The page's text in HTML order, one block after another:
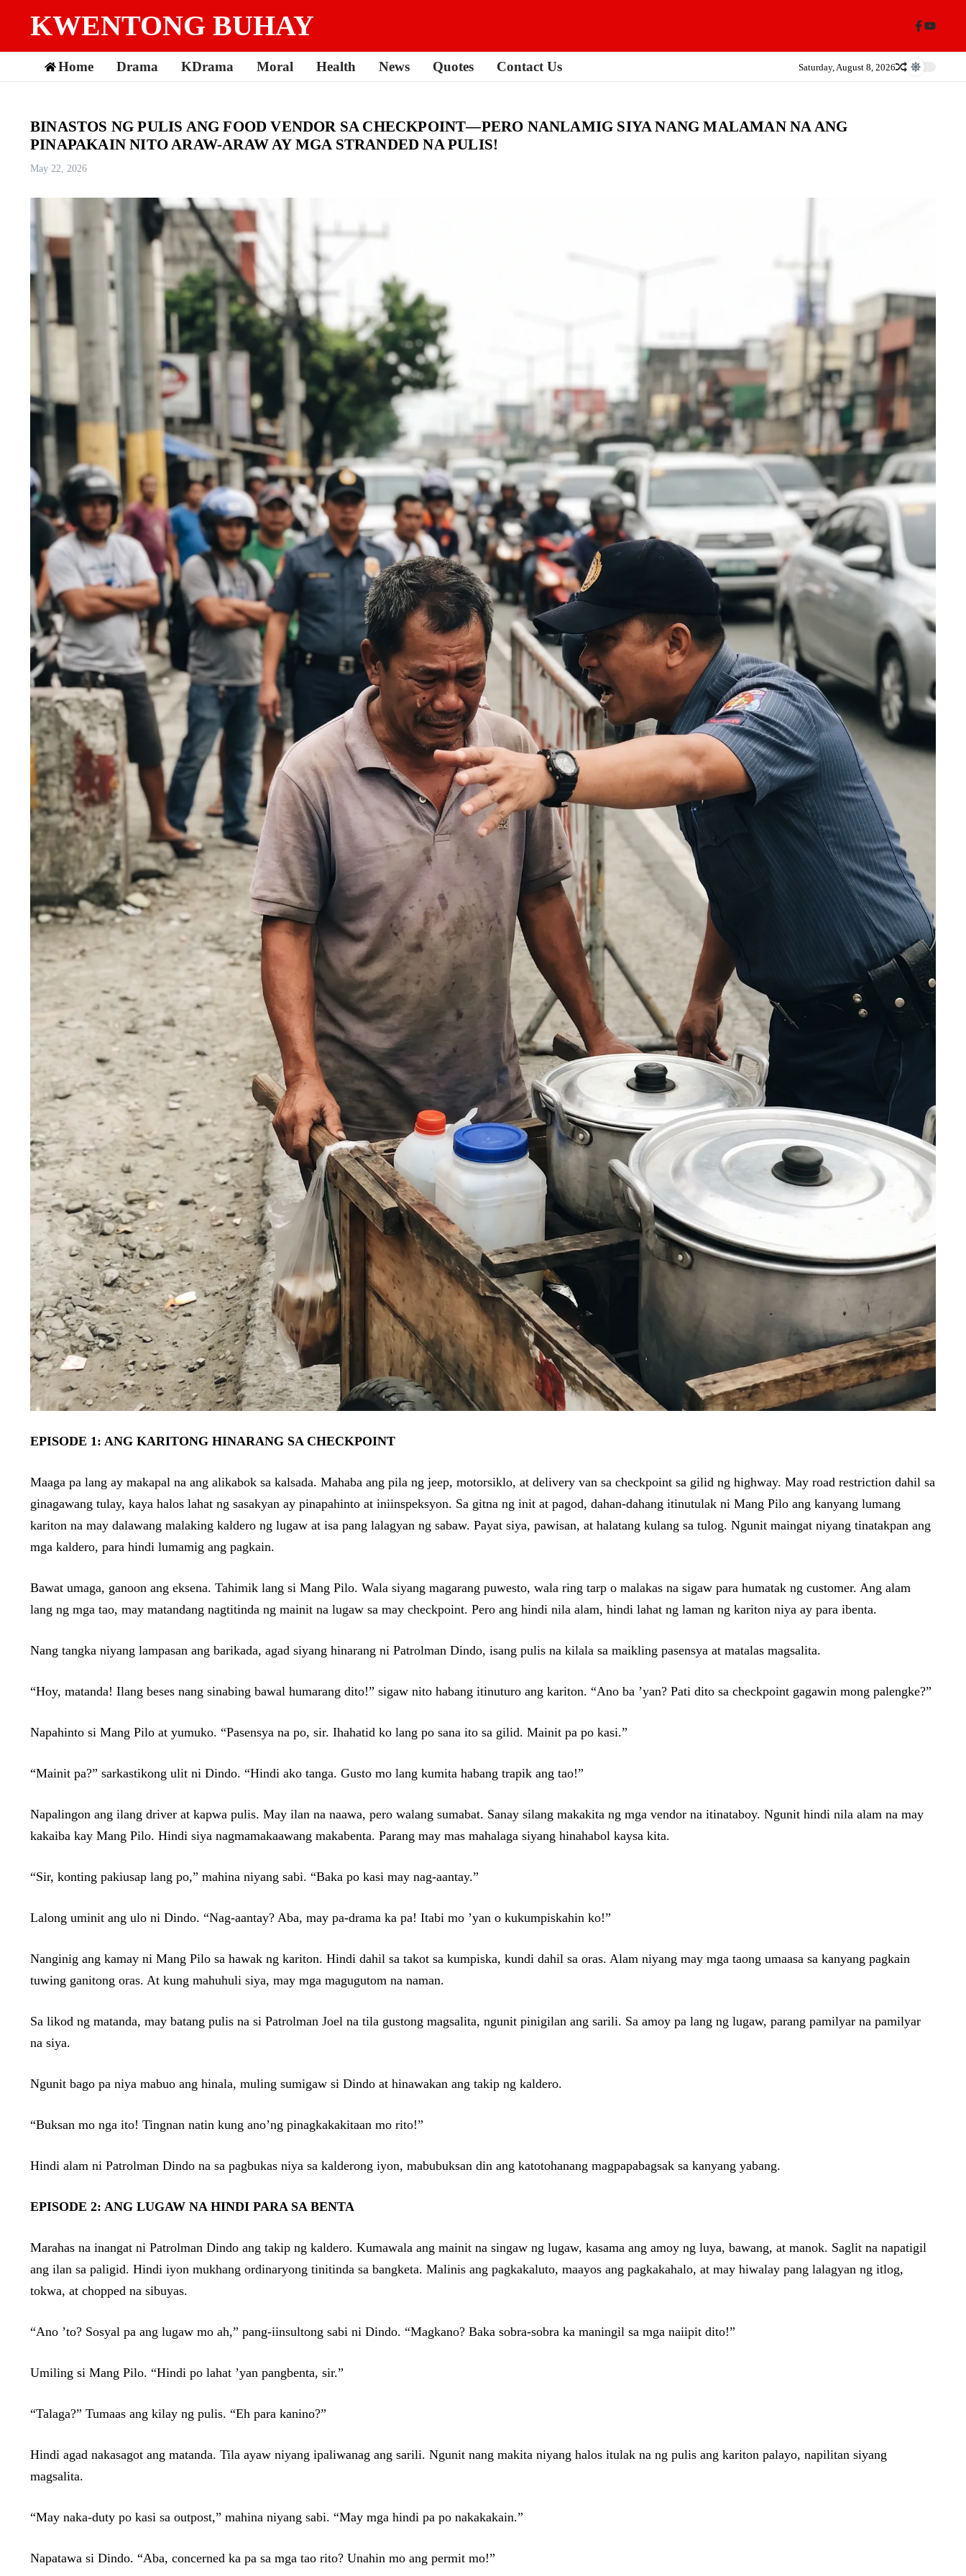
KWENTONG BUHAY
Home Drama KDrama Moral Health News Quotes Contact Us Saturday, August 8, 2026
BINASTOS NG PULIS ANG FOOD VENDOR SA CHECKPOINT—PERO NANLAMIG SIYA NANG MALAMAN NA ANG
PINAPAKAIN NITO ARAW-ARAW AY MGA STRANDED NA PULIS!
May 22, 2026
EPISODE 1: ANG KARITONG HINARANG SA CHECKPOINT
Maaga pa lang ay makapal na ang alikabok sa kalsada. Mahaba ang pila ng jeep, motorsiklo, at delivery van sa checkpoint sa gilid ng highway. May road restriction dahil sa
ginagawang tulay, kaya halos lahat ng sasakyan ay pinapahinto at iniinspeksyon. Sa gitna ng init at pagod, dahan-dahang itinutulak ni Mang Pilo ang kanyang lumang
kariton na may dalawang malaking kaldero ng lugaw at isa pang lalagyan ng sabaw. Payat siya, pawisan, at halatang kulang sa tulog. Ngunit maingat niyang tinatakpan ang
mga kaldero, para hindi lumamig ang pagkain.
Bawat umaga, ganoon ang eksena. Tahimik lang si Mang Pilo. Wala siyang magarang puwesto, wala ring tarp o malakas na sigaw para humatak ng customer. Ang alam
lang ng mga tao, may matandang nagtitinda ng mainit na lugaw sa may checkpoint. Pero ang hindi nila alam, hindi lahat ng laman ng kariton niya ay para ibenta.
Nang tangka niyang lampasan ang barikada, agad siyang hinarang ni Patrolman Dindo, isang pulis na kilala sa maikling pasensya at matalas magsalita.
“Hoy, matanda! Ilang beses nang sinabing bawal humarang dito!” sigaw nito habang itinuturo ang kariton. “Ano ba ’yan? Pati dito sa checkpoint gagawin mong palengke?”
Napahinto si Mang Pilo at yumuko. “Pasensya na po, sir. Ihahatid ko lang po sana ito sa gilid. Mainit pa po kasi.”
“Mainit pa?” sarkastikong ulit ni Dindo. “Hindi ako tanga. Gusto mo lang kumita habang trapik ang tao!”
Napalingon ang ilang driver at kapwa pulis. May ilan na naawa, pero walang sumabat. Sanay silang makakita ng mga vendor na itinataboy. Ngunit hindi nila alam na may
kakaiba kay Mang Pilo. Hindi siya nagmamakaawang makabenta. Parang may mas mahalaga siyang hinahabol kaysa kita.
“Sir, konting pakiusap lang po,” mahina niyang sabi. “Baka po kasi may nag-aantay.”
Lalong uminit ang ulo ni Dindo. “Nag-aantay? Aba, may pa-drama ka pa! Itabi mo ’yan o kukumpiskahin ko!”
Nanginig ang kamay ni Mang Pilo sa hawak ng kariton. Hindi dahil sa takot sa kumpiska, kundi dahil sa oras. Alam niyang may mga taong umaasa sa kanyang pagkain
tuwing ganitong oras. At kung mahuhuli siya, may mga magugutom na naman.
Sa likod ng matanda, may batang pulis na si Patrolman Joel na tila gustong magsalita, ngunit pinigilan ang sarili. Sa amoy pa lang ng lugaw, parang pamilyar na pamilyar
na siya.
Ngunit bago pa niya mabuo ang hinala, muling sumigaw si Dindo at hinawakan ang takip ng kaldero.
“Buksan mo nga ito! Tingnan natin kung ano’ng pinagkakakitaan mo rito!”
Hindi alam ni Patrolman Dindo na sa pagbukas niya sa kalderong iyon, mabubuksan din ang katotohanang magpapabagsak sa kanyang yabang.
EPISODE 2: ANG LUGAW NA HINDI PARA SA BENTA
Marahas na inangat ni Patrolman Dindo ang takip ng kaldero. Kumawala ang mainit na singaw ng lugaw, kasama ang amoy ng luya, bawang, at manok. Saglit na napatigil
ang ilan sa paligid. Hindi iyon mukhang ordinaryong tinitinda sa bangketa. Malinis ang pagkakaluto, maayos ang pagkakahalo, at may hiwalay pang lalagyan ng itlog,
tokwa, at chopped na sibuyas.
“Ano ’to? Sosyal pa ang lugaw mo ah,” pang-iinsultong sabi ni Dindo. “Magkano? Baka sobra-sobra ka maningil sa mga naiipit dito!”
Umiling si Mang Pilo. “Hindi po lahat ’yan pangbenta, sir.”
“Talaga?” Tumaas ang kilay ng pulis. “Eh para kanino?”
Hindi agad nakasagot ang matanda. Tila ayaw niyang ipaliwanag ang sarili. Ngunit nang makita niyang halos itulak na ng pulis ang kariton palayo, napilitan siyang
magsalita.
“May naka-duty po kasi sa outpost,” mahina niyang sabi. “May mga hindi pa po nakakakain.”
Napatawa si Dindo. “Aba, concerned ka pa sa mga tao rito? Unahin mo ang permit mo!”